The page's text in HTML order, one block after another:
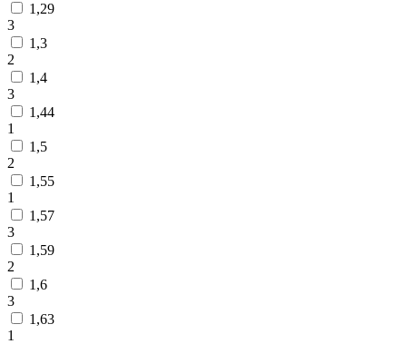
1,29
3
1,3
2
1,4
3
1,44
1
1,5
2
1,55
1
1,57
3
1,59
2
1,6
3
1,63
1